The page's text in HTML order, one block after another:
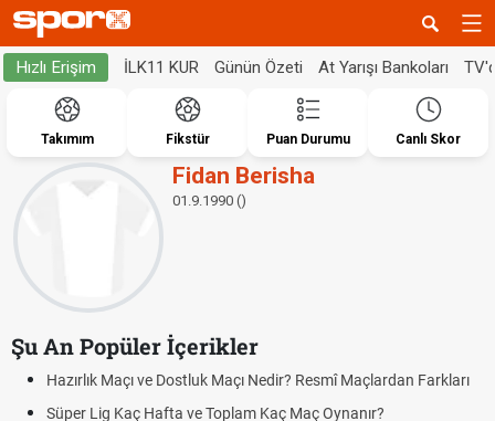
Hızlı Erişim İLK11 KUR Günün Özeti At Yarışı Bankoları
Takımım Fikstür Puan Durumu Canlı Skor
Fidan Berisha
01.9.1990 ()
Şu An Popüler İçerikler
Hazırlık Maçı ve Dostluk Maçı Nedir? Resmî Maçlardan Farkları
Süper Lig Kaç Hafta ve Toplam Kaç Maç Oynanır?